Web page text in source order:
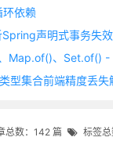
依赖
声明式事务失
总数：142 篇 标签